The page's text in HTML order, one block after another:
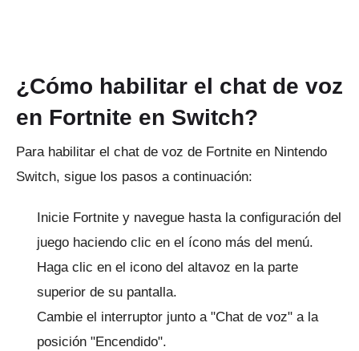
¿Cómo habilitar el chat de voz
en Fortnite en Switch?
Para habilitar el chat de voz de Fortnite en Nintendo
Switch, sigue los pasos a continuación:
Inicie Fortnite y navegue hasta la configuración del
juego haciendo clic en el ícono más del menú.
Haga clic en el icono del altavoz en la parte
superior de su pantalla.
Cambie el interruptor junto a "Chat de voz" a la
posición "Encendido".